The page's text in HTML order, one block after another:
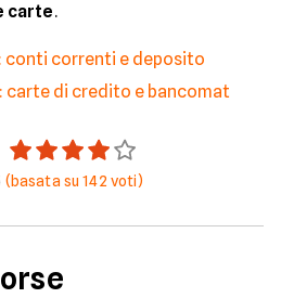
carte.
conti correnti e deposito
carte di credito e bancomat
(basata su142 voti)